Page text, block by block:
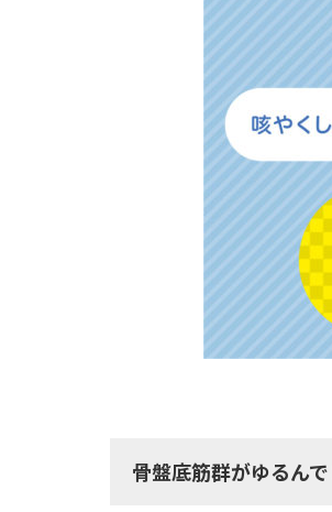
骨盤底筋群がゆるん